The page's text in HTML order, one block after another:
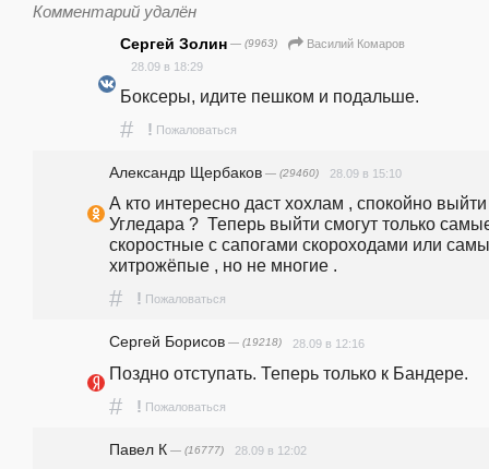
Комментарий удалён
Сергей Золин — (9963)
Василий Комаров
28.09 в 18:29
Боксеры, идите пешком и подальше.
# ! Пожаловаться
Александр Щербаков — (29460) 28.09 в 15:10
А кто интересно даст хохлам , спокойно выйти
Угледара ?  Теперь выйти смогут только
скоростные с сапогами скороходами или
хитрожёпые , но не многие .
# ! Пожаловаться
Сергей Борисов — (19218) 28.09 в 12:16
Поздно отступать. Теперь только к Бандере.
# ! Пожаловаться
Павел К — (16777) 28.09 в 12:02